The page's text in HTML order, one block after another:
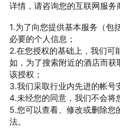
详情，请咨询您的互联网服务
1.为了向您提供基本服务（包
必要的个人信息；
2.在您授权的基础上，我们可
如，为了搜索附近的酒店而
该授权；
3.我们采取行业内先进的帐号
4.未经您的同意，我们不会将
5.您可以查看、修改或删除您
法。